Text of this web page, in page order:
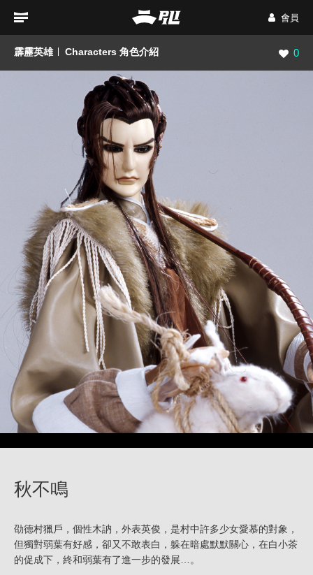
會員
霹靂英雄 Characters 角色介紹 瀏覽
0
秋不鳴
劭德村獵戶，個性木訥，外表英俊，是村中許多少女愛慕的對象，
但獨對弱葉有好感，卻又不敢表白，躲在暗處默默關心，在白小茶
的促成下，終和弱葉有了進一步的發展…。